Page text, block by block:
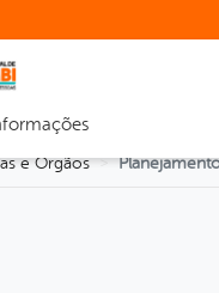
de navegação
e Orgãos >